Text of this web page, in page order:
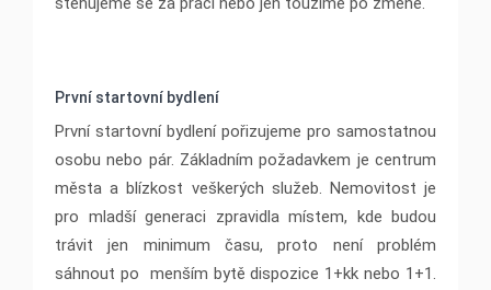
První startovní bydlení
První startovní bydlení pořizujeme pro samostatnou
osobu nebo pár. Základním požadavkem je centrum
města a blízkost veškerých služeb. Nemovitost je
pro mladší generaci zpravidla místem, kde budou
trávit jen minimum času, proto není problém
sáhnout po menším bytě dispozice 1+kk nebo 1+1.